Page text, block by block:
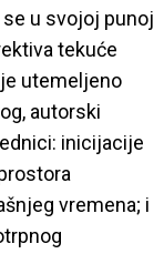
u svojoj punoj
tekuće
utemeljeno
autorski
inicijacije
vremena; i